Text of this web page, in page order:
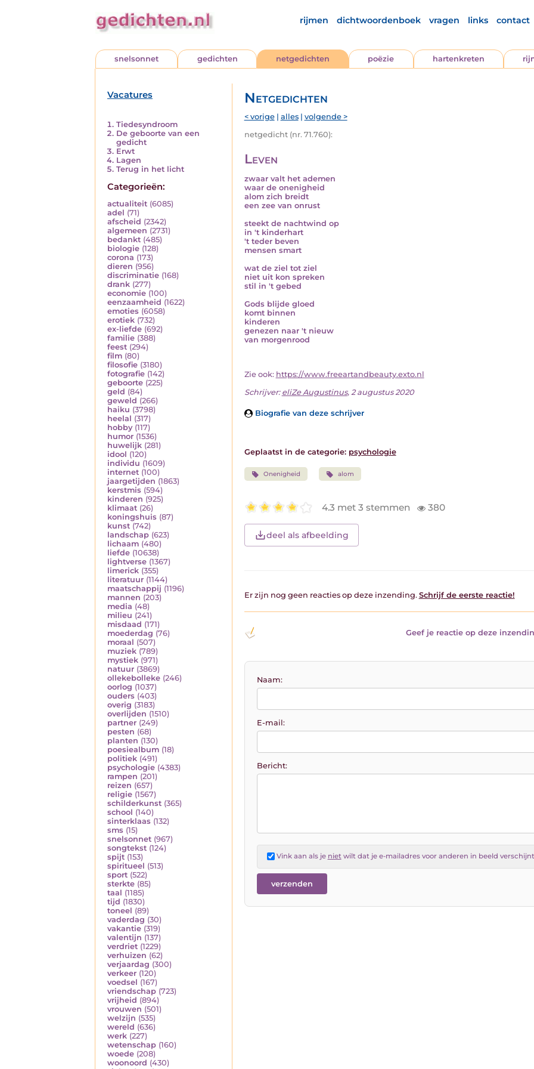
rijmen dichtwoordenboek vragen links contact
snelsonnet gedichten netgedichten poëzie hartenkreten
Vacatures
Tiedesyndroom
De geboorte van een
gedicht
Erwt
Lagen
Terug in het licht
Categorieën:
actualiteit (6085)
adel (71)
afscheid (2342)
algemeen (2731)
bedankt (485)
biologie (128)
corona (173)
dieren (956)
discriminatie (168)
drank (277)
economie (100)
eenzaamheid (1622)
emoties (6058)
erotiek (732)
ex-liefde (692)
familie (388)
feest (294)
film (80)
filosofie (3180)
fotografie (142)
geboorte (225)
geld (84)
geweld (266)
haiku (3798)
heelal (317)
hobby (117)
humor (1536)
huwelijk (281)
idool (120)
individu (1609)
internet (100)
jaargetijden (1863)
kerstmis (594)
kinderen (925)
klimaat (26)
koningshuis (87)
kunst (742)
landschap (623)
lichaam (480)
liefde (10638)
lightverse (1367)
limerick (355)
literatuur (1144)
maatschappij (1196)
mannen (203)
media (48)
milieu (241)
misdaad (171)
moederdag (76)
moraal (507)
muziek (789)
mystiek (971)
natuur (3869)
ollekebolleke (246)
oorlog (1037)
ouders (403)
overig (3183)
overlijden (1510)
partner (249)
pesten (68)
planten (130)
poesiealbum (18)
politiek (491)
psychologie (4383)
rampen (201)
reizen (657)
religie (1567)
schilderkunst (365)
school (140)
sinterklaas (132)
sms (15)
snelsonnet (967)
songtekst (124)
spijt (153)
spiritueel (513)
sport (522)
sterkte (85)
taal (1185)
tijd (1830)
toneel (89)
vaderdag (30)
vakantie (319)
valentijn (137)
verdriet (1229)
verhuizen (62)
verjaardag (300)
verkeer (120)
voedsel (167)
vriendschap (723)
vrijheid (894)
vrouwen (501)
welzijn (535)
wereld (636)
werk (227)
wetenschap (160)
woede (208)
woonoord (430)
Netgedichten
< vorige| alles| volgende >
netgedicht (nr. 71.760):
Leven
zwaar valt het ademen
waar de onenigheid
alom zich breidt
een zee van onrust
steekt de nachtwind op
in 't kinderhart
't teder beven
mensen smart
wat de ziel tot ziel
niet uit kon spreken
stil in 't gebed
Gods blijde gloed
komt binnen
kinderen
genezen naar 't nieuw
van morgenrood
Zie ook: https://www.freeartandbeauty.exto.nl
Schrijver: eliZe Augustinus, 2 augustus 2020
Biografie van deze schrijver
Geplaatst in de categorie: psychologie
Onenigheid alom
4.3 met 3 stemmen 380
deel als afbeelding
Er zijn nog geen reacties op deze inzending. Schrijf de eerste reactie!
Geef je reactie op deze
Naam:
E-mail:
Bericht:
Vink aan als je nietwilt dat je e-mailadres voor anderen in beeld verschijnt